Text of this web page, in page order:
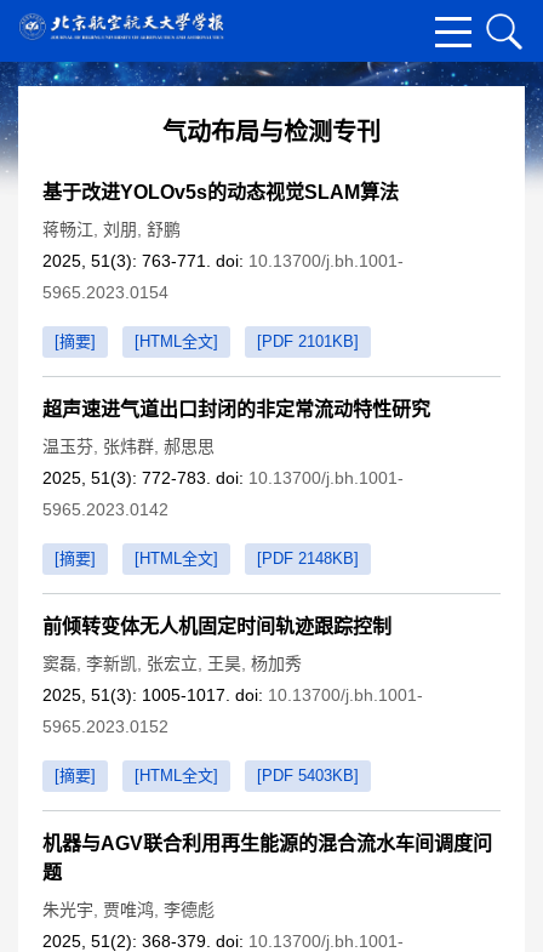
气动布局与检测专刊
基于改进YOLOv5s的动态视觉SLAM算法
蒋畅江 刘朋
舒鹏
2025, 51(3): 763-771. doi: 10.13700/j.bh.1001-
5965.2023.0154
[摘要] [HTML全文] [PDF 2101KB]
超声速进气道出口封闭的非定常流动特性研究
温玉芬 张炜群 郝思思
2025, 51(3): 772-783. doi: 10.13700/j.bh.1001-
5965.2023.0142
[摘要] [HTML全文] [PDF 2148KB]
前倾转变体无人机固定时间轨迹跟踪控制
窦磊 李新凯 张宏立 王昊 杨加秀
2025, 51(3): 1005-1017. doi: 10.13700/j.bh.1001-
5965.2023.0152
[摘要] [HTML全文] [PDF 5403KB]
机器与AGV联合利用再生能源的混合流水车间调度问
题
朱光宇 贾唯鸿 李德彪
2025, 51(2): 368-379. doi: 10.13700/j.bh.1001-